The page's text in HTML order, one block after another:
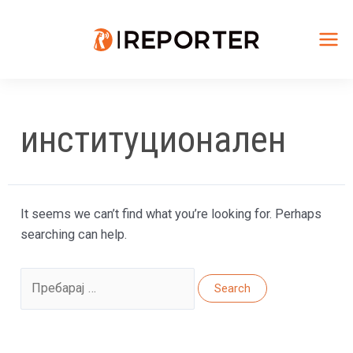
институционален
It seems we can’t find what you’re looking for. Perhaps
searching can help.